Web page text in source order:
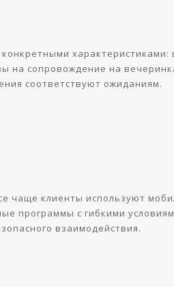
характеристиками:
на сопровождение на
соответствуют ожиданиям.
чаще клиенты используют
программы с гибкими
взаимодействия.